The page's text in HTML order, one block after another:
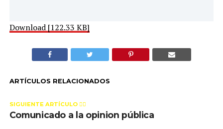
Download [122.33 KB]
ARTÍCULOS RELACIONADOS
SIGUIENTE ARTÍCULO 👈🏻
Comunicado a la opinion pública